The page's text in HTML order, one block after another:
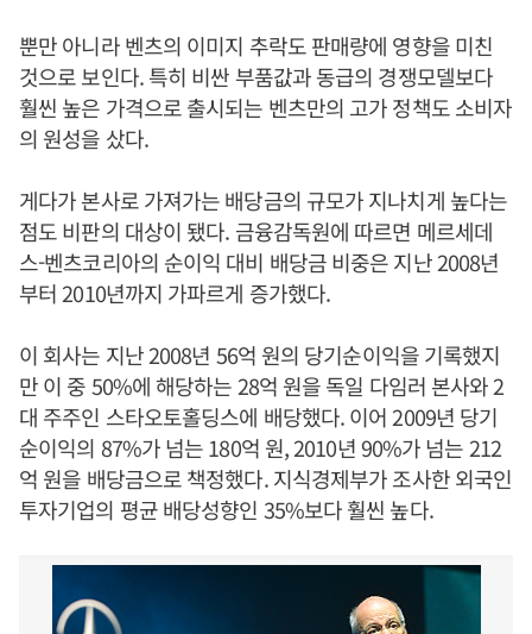
뿐만 아니라 벤츠의 이미지 추락도 판매량에 영향을 미친
것으로 보인다. 특히 비싼 부품값과 동급의 경쟁모델보다
훨씬 높은 가격으로 출시되는 벤츠만의 고가 정책도 소비자
의 원성을 샀다.
게다가 본사로 가져가는 배당금의 규모가 지나치게 높다는
점도 비판의 대상이 됐다. 금융감독원에 따르면 메르세데
스-벤츠코리아의 순이익 대비 배당금 비중은 지난 2008년
부터 2010년까지 가파르게 증가했다.
이 회사는 지난 2008년 56억 원의 당기순이익을 기록했지
만 이 중 50%에 해당하는 28억 원을 독일 다임러 본사와 2
대 주주인 스타오토홀딩스에 배당했다. 이어 2009년 당기
순이익의 87%가 넘는 180억 원, 2010년 90%가 넘는 212
억 원을 배당금으로 책정했다. 지식경제부가 조사한 외국인
투자기업의 평균 배당성향인 35%보다 훨씬 높다.